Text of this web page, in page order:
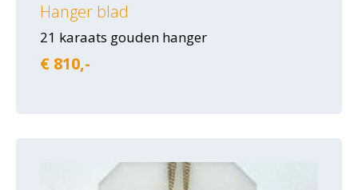
Hanger blad
21 karaats gouden hanger
€ 810,-